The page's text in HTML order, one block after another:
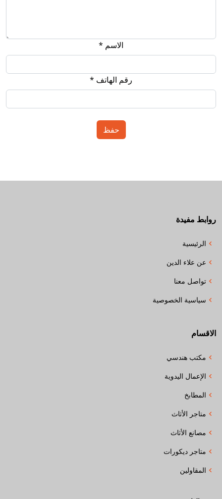
الاسم *
رقم الهاتف *
روابط مفيدة
الرئيسية
عن علاء الدين
تواصل معنا
سياسية الخصوصية
الاقسام
مكتب هندسي
الإعمال اليدوية
المطابخ
متاجر الأثاث
مصانع الأثاث
متاجر ديكورات
المقاولين